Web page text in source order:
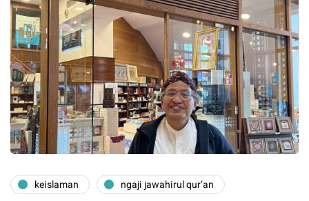
keislaman ngaji jawahirul qur’an